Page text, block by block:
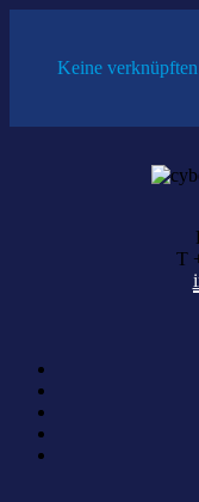
Keine
T